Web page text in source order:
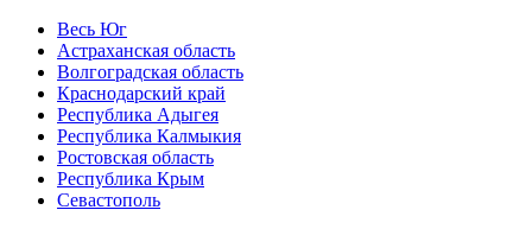
Весь Юг
Астраханская область
Волгоградская область
Краснодарский край
Республика Адыгея
Республика Калмыкия
Ростовская область
Республика Крым
Севастополь